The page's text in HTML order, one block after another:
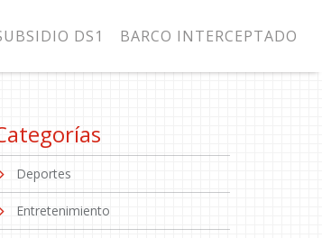
DS1 BARCO INTERCEPTADO
Deportes
Entretenimiento